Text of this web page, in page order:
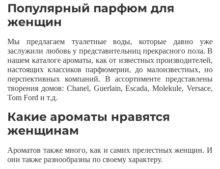
Популярный парфюм для
женщин
Мы предлагаем туалетные воды, которые давно уже
заслужили любовь у представительниц прекрасного пола. В
нашем каталоге ароматы, как от известных производителей,
настоящих классиков парфюмерии, до малоизвестных, но
перспективных компаний. В ассортименте представлены
творения домов: Chanel, Guerlain, Escada, Molekule, Versace,
Tom Ford и т.д.
Какие ароматы нравятся
женщинам
Ароматов также много, как и самих прелестных женщин. И
они также разнообразны по своему характеру.